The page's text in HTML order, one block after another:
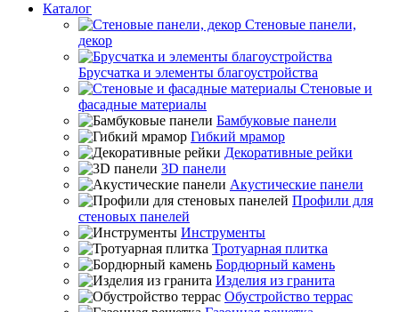
Каталог
Стеновые панели,
декор
Брусчатка и элементы благоустройства
Стеновые и
фасадные материалы
Бамбуковые панели
Гибкий мрамор
Декоративные рейки
3D панели
Акустические панели
Профили для
стеновых панелей
Инструменты
Тротуарная плитка
Бордюрный камень
Изделия из гранита
Обустройство террас